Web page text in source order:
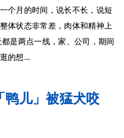
个月的时间，说长不长，说短
体状态非常差，肉体和精神上
是两点一线，家、公司，期间
的想...
鸭儿」被猛犬咬